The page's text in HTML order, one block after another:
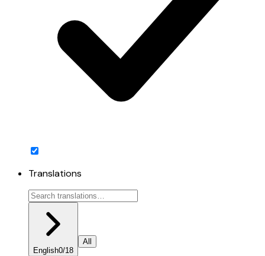
Translations
English0/18
All